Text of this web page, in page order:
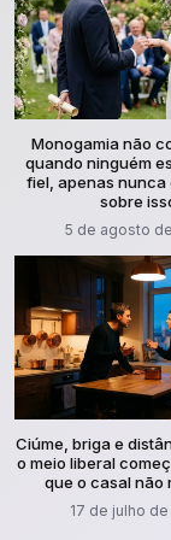
Monogamia não
quando ninguém
fiel, apenas
sobre
5 de agosto
Ciúme, briga e
o meio liberal
que o casal não
17 de julho